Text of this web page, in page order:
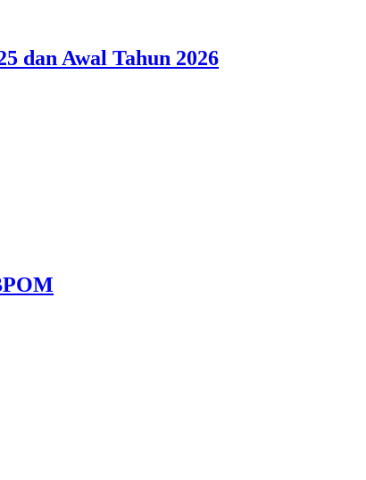
dan Awal Tahun 2026